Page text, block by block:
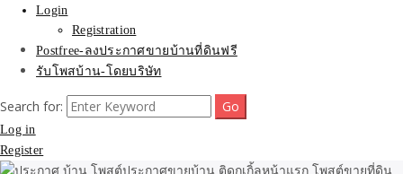
Login
Registration
Postfree-ลงประกาศขายบ้านที่ดินฟรี
รับโพสบ้าน-โดยบริษัท
Search for:
Log in
Register